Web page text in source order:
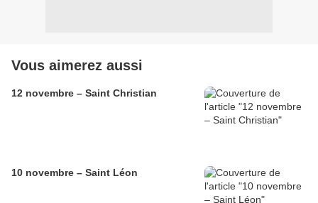
Vous aimerez aussi
12 novembre – Saint Christian
10 novembre – Saint Léon